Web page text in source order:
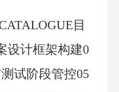
目
设计框架构建0
试阶段管控05